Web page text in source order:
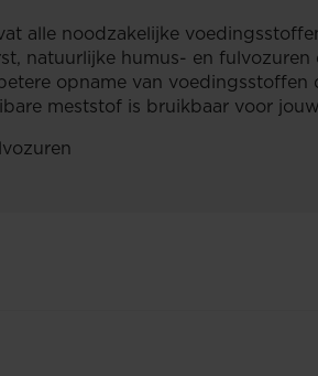
alle noodzakelijke
natuurlijke humus- en
opname van voedingsstoffen
meststof is bruikbaar voor